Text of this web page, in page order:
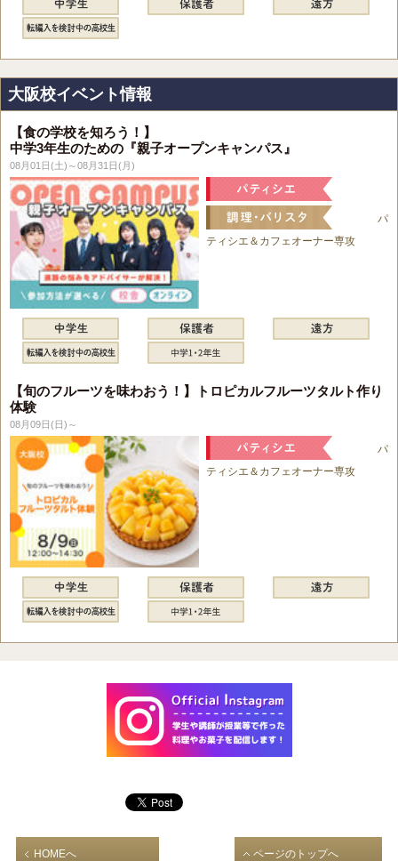
大阪校イベント情報
【食の学校を知ろう！】
中学3年生のための『親子オープンキャンパス』
08月01日(土)～08月31日(月)
パ
ティシエ＆カフェオーナー専攻
【旬のフルーツを味わおう！】トロピカルフルーツタルト作り
体験
08月09日(日)～
パ
ティシエ＆カフェオーナー専攻
HOMEへ ページのトップへ